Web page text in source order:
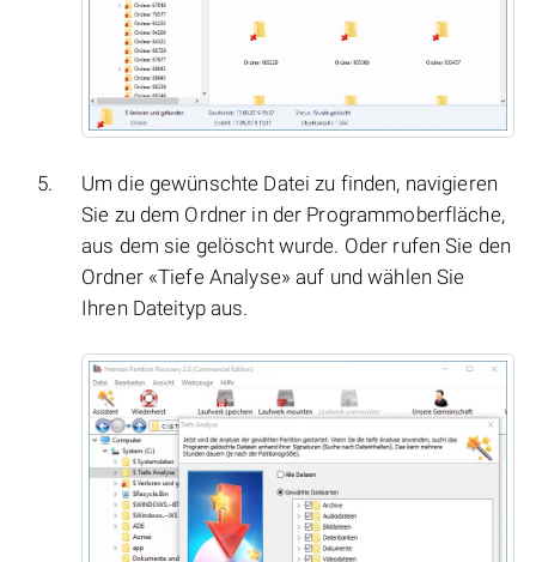
Um die gewünschte Datei zu finden, navigieren
Sie zu dem Ordner in der Programmoberfläche,
aus dem sie gelöscht wurde. Oder rufen Sie den
Ordner «Tiefe Analyse» auf und wählen Sie
Ihren Dateityp aus.